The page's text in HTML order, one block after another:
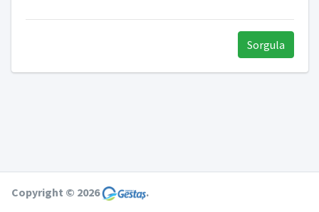
Sorgula
Copyright © 2026 .